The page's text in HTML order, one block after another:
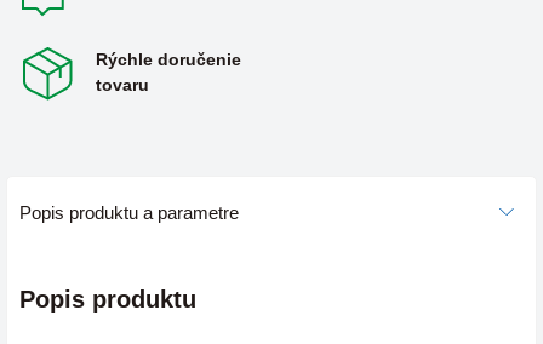
Rýchle doručenie
tovaru
Popis produktu a parametre
Popis produktu